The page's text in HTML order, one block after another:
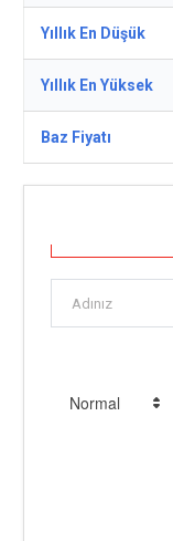
Yıllık En Düşük
Yıllık En Yüksek
Baz Fiyatı